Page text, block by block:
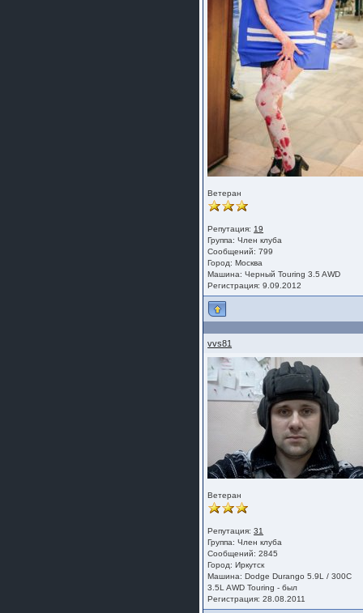
Ветеран
Репутация: 19
Группа:Член клуба
Сообщений: 799
Город: Москва
Машина: Черный Touring 3.5 AWD
Регистрация: 9.09.2012
vvs81
Ветеран
Репутация:31
Группа:Член клуба
Сообщений: 2845
Город: Иркутск
Машина: Dodge Durango 5.9L / 300C
3.5L AWD Touring - был
Регистрация: 28.08.2011